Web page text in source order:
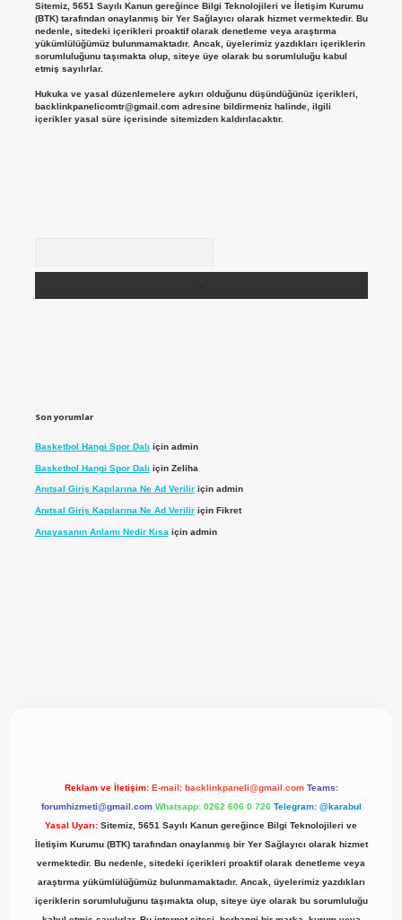
Sitemiz, 5651 Sayılı Kanun gereğince Bilgi Teknolojileri ve İletişim Kurumu
(BTK) tarafından onaylanmış bir Yer Sağlayıcı olarak hizmet vermektedir. Bu
nedenle, sitedeki içerikleri proaktif olarak denetleme veya araştırma
yükümlülüğümüz bulunmamaktadır. Ancak, üyelerimiz yazdıkları içeriklerin
sorumluluğunu taşımakta olup, siteye üye olarak bu sorumluluğu kabul
etmiş sayılırlar.
Hukuka ve yasal düzenlemelere aykırı olduğunu düşündüğünüz içerikleri,
backlinkpanelicomtr@gmail.comadresine bildirmeniz halinde, ilgili
içerikler yasal süre içerisinde sitemizden kaldırılacaktır.
Son yorumlar
Basketbol Hangi Spor Dalı için admin
Basketbol Hangi Spor Dalı için Zeliha
Anıtsal Giriş Kapılarına Ne Ad Veriliriçin admin
Anıtsal Giriş Kapılarına Ne Ad Veriliriçin Fikret
Anayasanın Anlamı Nedir Kısa için admin
Reklam ve İletişim: E-mail: backlinkpaneli@gmail.com Teams:
forumhizmeti@gmail.com Whatsapp: 0262 606 0 726 Telegram: @karabul
Yasal Uyarı: Sitemiz, 5651 Sayılı Kanun gereğince Bilgi Teknolojileri ve
İletişim Kurumu (BTK) tarafından onaylanmış bir Yer Sağlayıcı olarak hizmet
vermektedir. Bu nedenle, sitedeki içerikleri proaktif olarak denetleme veya
araştırma yükümlülüğümüz bulunmamaktadır. Ancak, üyelerimiz yazdıkları
içeriklerin sorumluluğunu taşımakta olup, siteye üye olarak bu sorumluluğu